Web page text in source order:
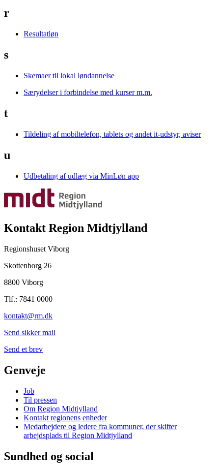
r
Resultatløn
s
Skemaer til lokal løndannelse
Særydelser i forbindelse med kurser m.m.
t
Tildeling af mobiltelefon, tablets og andet it-udstyr, aviser
u
Udbetaling af udlæg via MinLøn app
Kontakt Region Midtjylland
Regionshuset Viborg
Skottenborg 26
8800 Viborg
Tlf.: 7841 0000
kontakt@rm.dk
Send sikker mail
Send et brev
Genveje
Job
Til pressen
Om Region Midtjylland
Kontakt regionens enheder
Medarbejdere og ledere fra kommuner, der skifter
arbejdsplads til Region Midtjylland
Sundhed og social